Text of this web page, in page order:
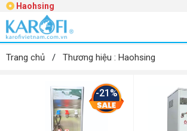
Haohsing
Trang chủ / Thương hiệu : Haohsing
-21%